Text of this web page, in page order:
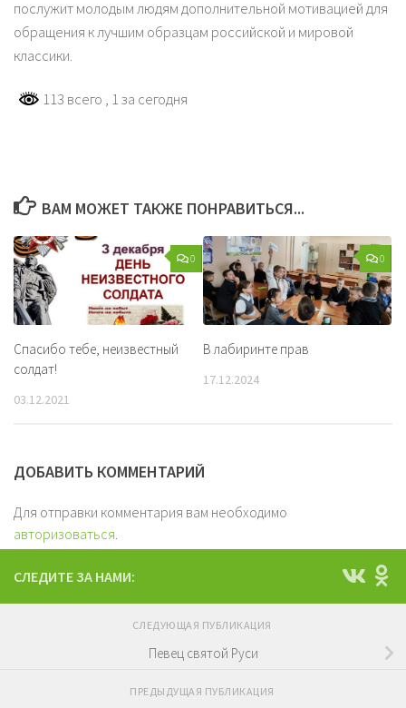
послужит молодым людям дополнительной мотивацией для
обращения к лучшим образцам российской и мировой
классики.
113 всего , 1 за сегодня
ВАМ МОЖЕТ ТАКЖЕ ПОНРАВИТЬСЯ...
0
Спасибо тебе, неизвестный
солдат!
03.12.2021
0
В лабиринте прав
17.12.2024
ДОБАВИТЬ КОММЕНТАРИЙ
Для отправки комментария вам необходимо
авторизоваться.
СЛЕДИТЕ ЗА НАМИ:
СЛЕДУЮЩАЯ ПУБЛИКАЦИЯ
Певец святой Руси
ПРЕДЫДУЩАЯ ПУБЛИКАЦИЯ